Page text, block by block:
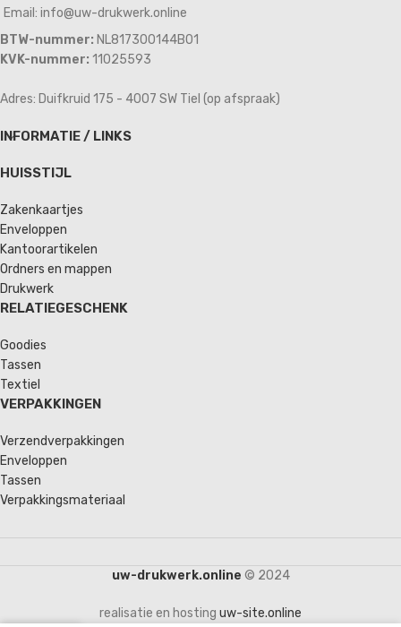
Email: info@uw-drukwerk.online
BTW-nummer: NL817300144B01
KVK-nummer: 11025593
Adres: Duifkruid 175 - 4007 SW Tiel (op afspraak)
INFORMATIE / LINKS
HUISSTIJL
Zakenkaartjes
Enveloppen
Kantoorartikelen
Ordners en mappen
Drukwerk
RELATIEGESCHENK
Goodies
Tassen
Textiel
VERPAKKINGEN
Verzendverpakkingen
Enveloppen
Tassen
Verpakkingsmateriaal
uw-drukwerk.online © 2024
realisatie en hosting uw-site.online